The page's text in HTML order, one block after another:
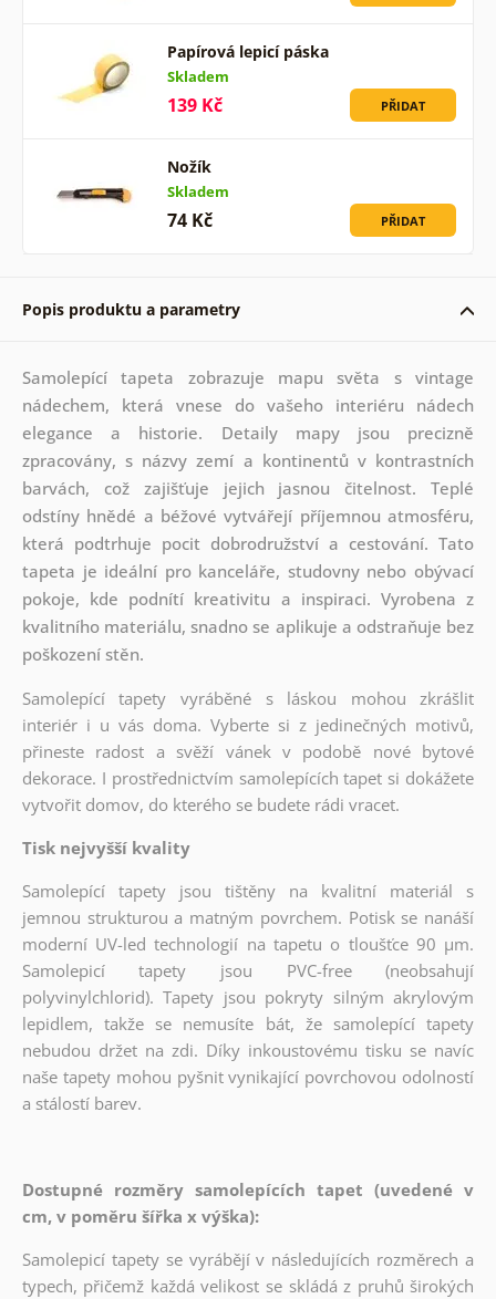
Papírová lepicí páska
Skladem
139 Kč PŘIDAT
Nožík
Skladem
74 Kč PŘIDAT
Popis produktu a parametry
Samolepící tapeta zobrazuje mapu světa s vintage
nádechem, která vnese do vašeho interiéru nádech
elegance a historie. Detaily mapy jsou precizně
zpracovány, s názvy zemí a kontinentů v kontrastních
barvách, což zajišťuje jejich jasnou čitelnost. Teplé
odstíny hnědé a béžové vytvářejí příjemnou atmosféru,
která podtrhuje pocit dobrodružství a cestování. Tato
tapeta je ideální pro kanceláře, studovny nebo obývací
pokoje, kde podnítí kreativitu a inspiraci. Vyrobena z
kvalitního materiálu, snadno se aplikuje a odstraňuje bez
poškození stěn.
Samolepící tapety vyráběné s láskou mohou zkrášlit
interiér i u vás doma. Vyberte si z jedinečných motivů,
přineste radost a svěží vánek v podobě nové bytové
dekorace. I prostřednictvím samolepících tapet si dokážete
vytvořit domov, do kterého se budete rádi vracet.
Tisk nejvyšší kvality
Samolepící tapety jsou tištěny na kvalitní materiál s
jemnou strukturou a matným povrchem. Potisk se nanáší
moderní UV-led technologií na tapetu o tloušťce 90 µm.
Samolepicí tapety jsou PVC-free (neobsahují
polyvinylchlorid). Tapety jsou pokryty silným akrylovým
lepidlem, takže se nemusíte bát, že samolepící tapety
nebudou držet na zdi. Díky inkoustovému tisku se navíc
naše tapety mohou pyšnit vynikající povrchovou odolností
a stálostí barev.
Dostupné rozměry samolepících tapet (uvedené v
cm, v poměru šířka x výška):
Samolepicí tapety se vyrábějí v následujících rozměrech a
typech, přičemž každá velikost se skládá z pruhů širokých